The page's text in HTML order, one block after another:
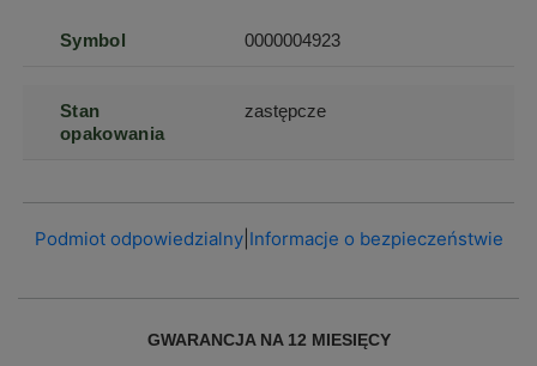
Symbol 0000004923
Stan
opakowania
zastępcze
Podmiot odpowiedzialny| Informacje o bezpieczeństwie
GWARANCJA NA 12 MIESIĘCY